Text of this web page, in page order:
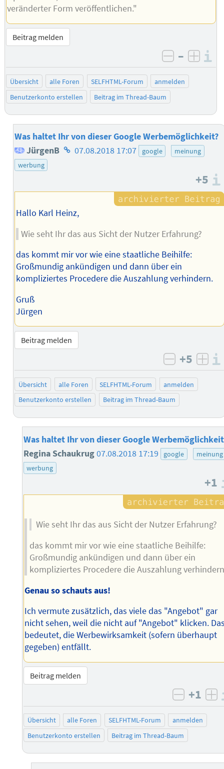
veränderter Form veröffentlichen."
Beitrag melden
negativ
–
Übersicht alle Foren SELFHTML-Forum
anmelden
Benutzerkonto erstellen
Beitrag im Thread-Baum
Was haltet Ihr von dieser Google Werbemöglichkeit?
JürgenB Homepage
07.08.2018 17:07 google
meinung
werbung
+5
Hallo Karl Heinz,
Wie seht Ihr das aus Sicht der Nutzer Erfahrung?
das kommt mir vor wie eine staatliche Beihilfe:
Großmundig ankündigen und dann über ein
kompliziertes Procedere die Auszahlung verhindern.
Gruß
Jürgen
Beitrag melden
negativ
+5
Übersicht alle Foren SELFHTML-Forum
anmelden
Benutzerkonto erstellen
Beitrag im Thread-Baum
Was haltet Ihr von dieser Google
Regina Schaukrug07.08.2018 17:19 google
meinung
werbung
+1
Wie seht Ihr das aus Sicht der Nutzer Erfahrung?
das kommt mir vor wie eine staatliche Beihilfe:
Großmundig ankündigen und dann über ein
kompliziertes Procedere die Auszahlung
Genau so schauts aus!
Ich vermute zusätzlich, das viele das "Angebot" gar
nicht sehen, weil die nicht auf "Angebot" klicken.
bedeutet, die Werbewirksamkeit (sofern überhaupt
gegeben) entfällt.
Beitrag melden
negativ
+1
Übersicht alle Foren SELFHTML-Forum
anmelden
Benutzerkonto erstellen
Beitrag im Thread-Baum